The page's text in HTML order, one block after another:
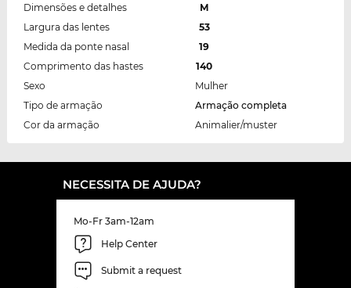
Dimensões e detalhes
M
Largura das lentes
53
Medida da ponte nasal
19
Comprimento das hastes
140
Sexo
Mulher
Tipo de armação
Armação completa
Cor da armação
Animalier/muster
NECESSITA DE AJUDA?
Mo-Fr 3am-12am
Help Center
Submit a request